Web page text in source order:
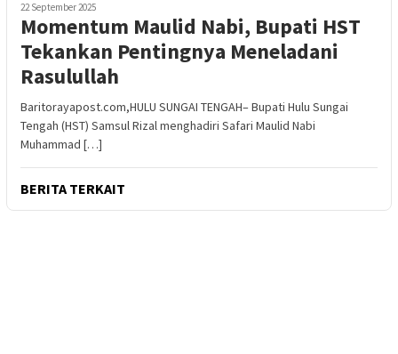
22 September 2025
Momentum Maulid Nabi, Bupati HST
Tekankan Pentingnya Meneladani
Rasulullah
Baritorayapost.com,HULU SUNGAI TENGAH– Bupati Hulu Sungai
Tengah (HST) Samsul Rizal menghadiri Safari Maulid Nabi
Muhammad […]
BERITA TERKAIT